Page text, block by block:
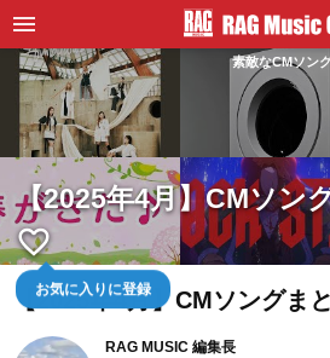
素敵なCMソン
【2025年4月】CMソン
favorite_border
お気に入りに登録
【2025年4月】CMソングま
RAG MUSIC 編集長